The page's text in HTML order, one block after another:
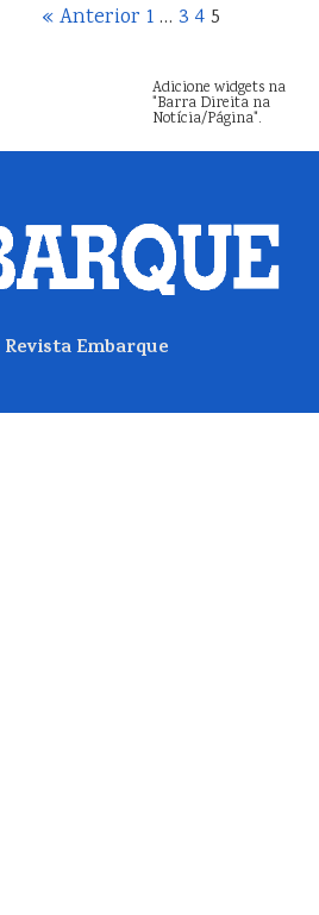
« Anterior 1… 3 45
Adicione widgets na
"Barra Direita na
Notícia/Página".
Revista Embarque